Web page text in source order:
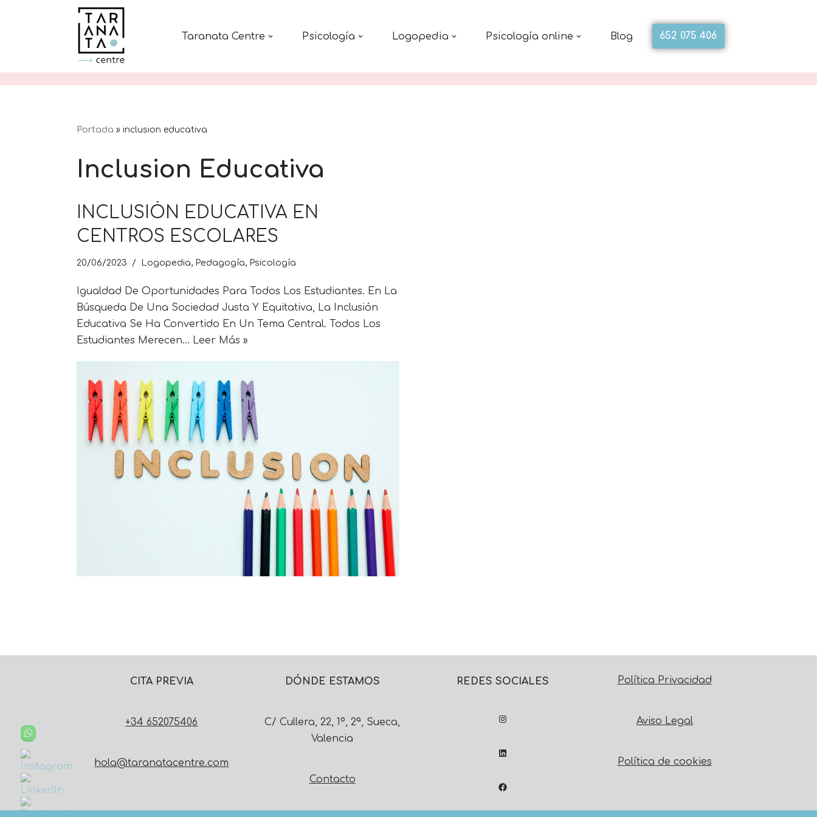
Taranata Centre Psicología Logopedia Psicología online Blog 652 075 406
Portada » inclusion educativa
Inclusion Educativa
INCLUSIÓN EDUCATIVA EN
CENTROS ESCOLARES
20/06/2023 Logopedia, Pedagogía, Psicología
Igualdad De Oportunidades Para Todos Los Estudiantes. En La
Búsqueda De Una Sociedad Justa Y Equitativa, La Inclusión
Educativa Se Ha Convertido En Un Tema Central. Todos Los
Estudiantes Merecen… Leer Más »
CITA PREVIA
+34 652075406
hola@taranatacentre.com
DÓNDE ESTAMOS
C/ Cullera, 22, 1º, 2ª, Sueca,
Valencia
Contacto
REDES SOCIALES Política Privacidad
Aviso Legal
Política de cookies